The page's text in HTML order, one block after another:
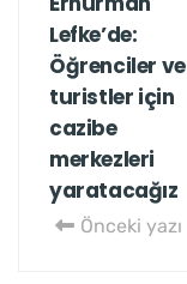
Lefke’de:
Öğrenciler ve
turistler için
cazibe
merkezleri
yaratacağız
Önceki yazı